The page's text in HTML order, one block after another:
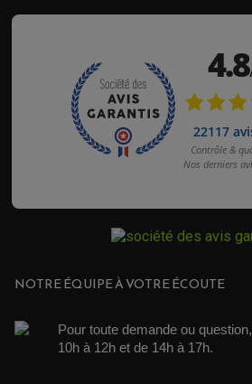
NOTRE ÉQUIPE À VOTRE ÉCOUTE
Pour toute demande ou
10h à 12h et de 14h à 17h.